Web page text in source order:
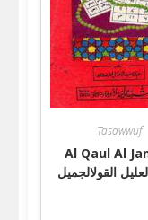
Tasawwuf
Al Qaul Al
القولالجمیل